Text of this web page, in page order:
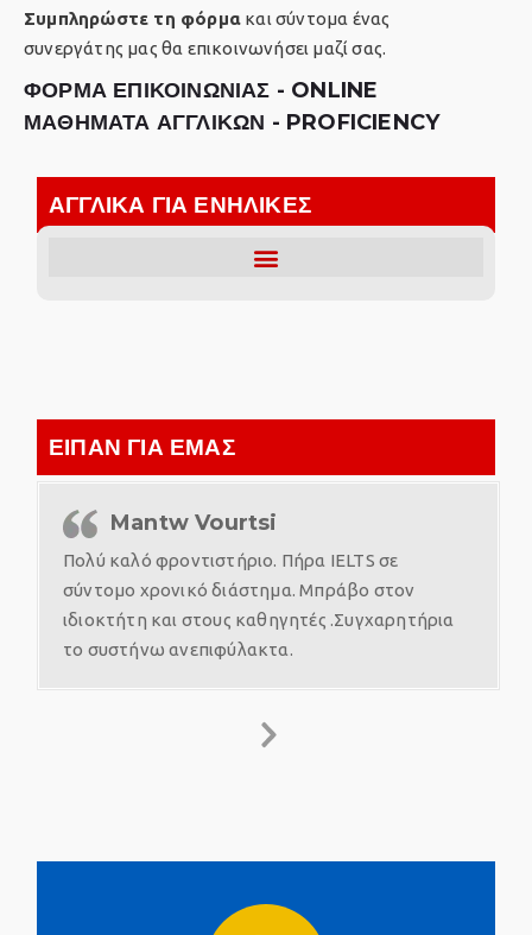
Συμπληρώστε τη φόρμα και σύντομα ένας
συνεργάτης μας θα επικοινωνήσει μαζί σας.
ΦΟΡΜΑ ΕΠΙΚΟΙΝΩΝΙΑΣ - ONLINE
ΜΑΘΗΜΑΤΑ ΑΓΓΛΙΚΩΝ - PROFICIENCY
ΑΓΓΛΙΚΑ ΓΙΑ ΕΝΗΛΙΚΕΣ
ΕΙΠΑΝ ΓΙΑ ΕΜΑΣ
Mantw Vourtsi
Πολύ καλό φροντιστήριο. Πήρα IELTS σε
σύντομο χρονικό διάστημα. Μπράβο στον
ιδιοκτήτη και στους καθηγητές .Συγχαρητήρια
το συστήνω ανεπιφύλακτα.